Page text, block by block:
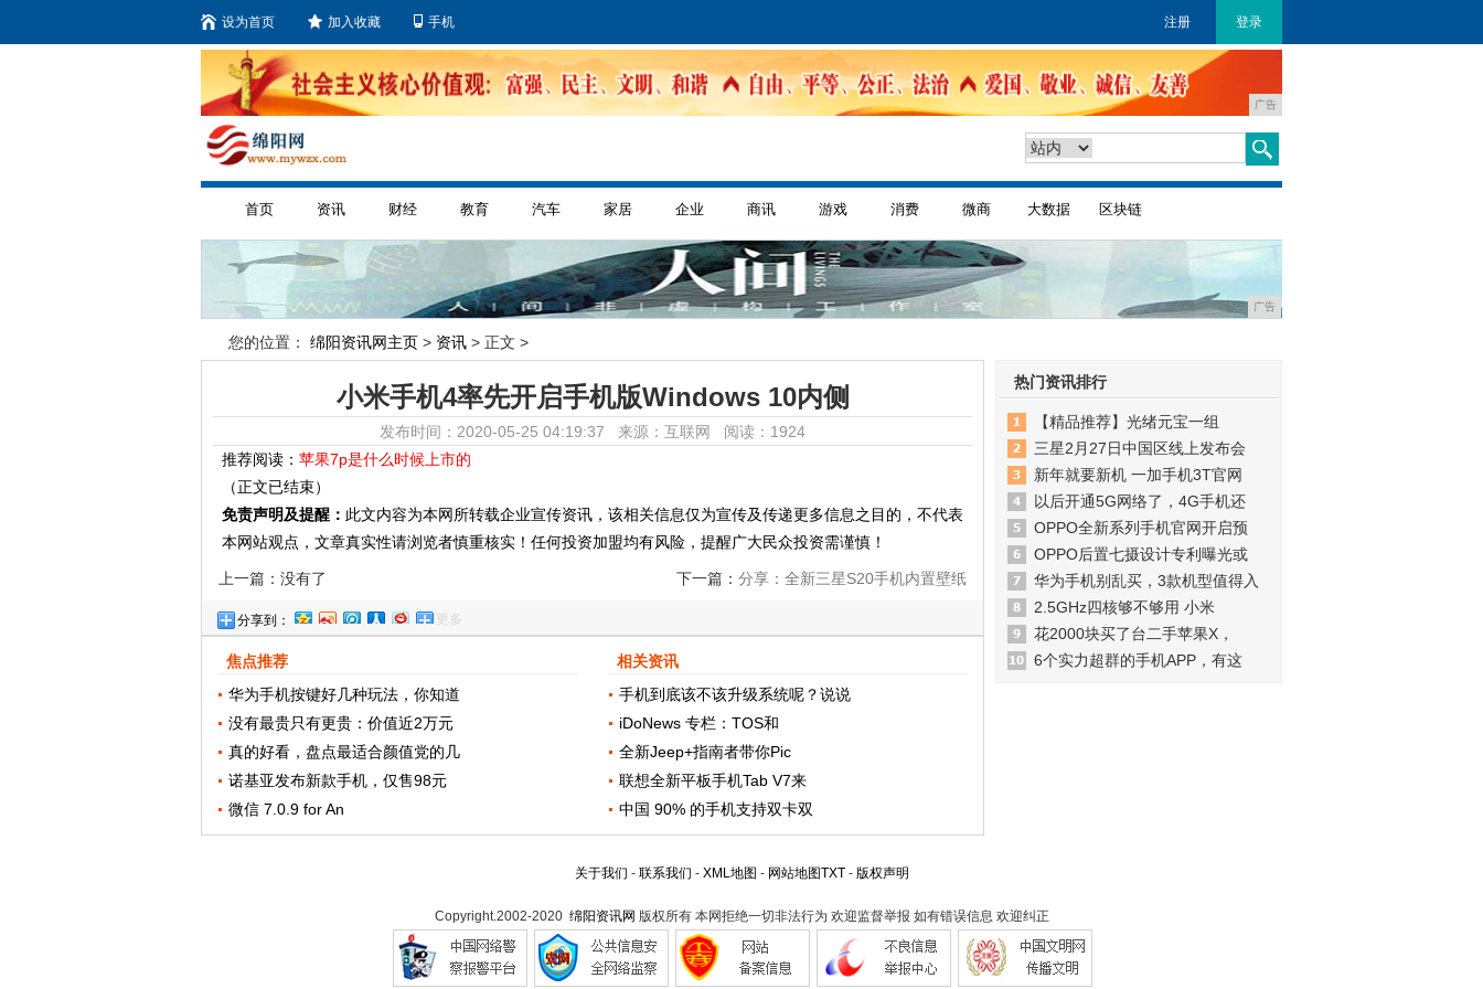
设为首页 加入收藏 手机 注册 登录
广告
首页 资讯 财经 教育 汽车 家居 企业 商讯 游戏 消费 微商 大数据 区块链
广告
您的位置： 绵阳资讯网主页 > 资讯 > 正文 >
小米手机4率先开启手机版Windows 10内侧
发布时间：2020-05-25 04:19:37 来源：互联网 阅读：1924
推荐阅读： 苹果7p是什么时候上市的
（正文已结束）
免责声明及提醒： 此文内容为本网所转载企业宣传资讯，该相关信息仅为宣传及传递更多信息之目的，不代表
本网站观点，文章真实性请浏览者慎重核实！任何投资加盟均有风险，提醒广大民众投资需谨慎！
上一篇：没有了 下一篇： 分享：全新三星S20手机内置壁纸
分享到： 更多
焦点推荐
华为手机按键好几种玩法，你知道
没有最贵只有更贵：价值近2万元
真的好看，盘点最适合颜值党的几
诺基亚发布新款手机，仅售98元
微信 7.0.9 for An
相关资讯
手机到底该不该升级系统呢？说说
iDoNews 专栏：TOS和
全新Jeep+指南者带你Pic
联想全新平板手机Tab V7来
中国 90% 的手机支持双卡双
热门资讯排行
【精品推荐】光绪元宝一组
三星2月27日中国区线上发布会
新年就要新机 一加手机3T官网
以后开通5G网络了，4G手机还
OPPO全新系列手机官网开启预
OPPO后置七摄设计专利曝光或
华为手机别乱买，3款机型值得入
2.5GHz四核够不够用 小米
花2000块买了台二手苹果X，
6个实力超群的手机APP，有这
关于我们 - 联系我们 - XML地图 - 网站地图TXT- 版权声明
Copyright.2002-2020 绵阳资讯网 版权所有 本网拒绝一切非法行为 欢迎监督举报 如有错误信息 欢迎纠正